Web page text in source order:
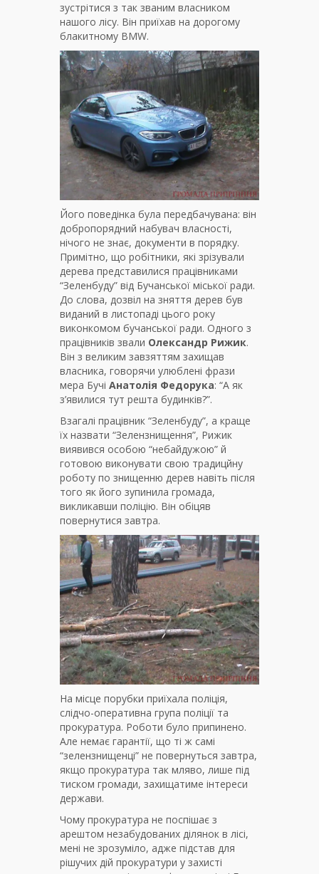
зустрітися з так званим власником
нашого лісу. Він приїхав на дорогому
блакитному BMW.
Його поведінка була передбачувана: він
добропорядний набувач власності,
нічого не знає, документи в порядку.
Примітно, що робітники, які зрізували
дерева представилися працівниками
“Зеленбуду” від Бучанської міської ради.
До слова, дозвіл на зняття дерев був
виданий в листопаді цього року
виконкомом бучанської ради. Одного з
працівників звали Олександр Рижик.
Він з великим завзяттям захищав
власника, говорячи улюблені фрази
мера Бучі Анатолія Федорука: “А як
з’явилися тут решта будинків?”.
Взагалі працівник “Зеленбуду”, а краще
їх назвати “Зелензнищення”, Рижик
виявився особою “небайдужою” й
готовою виконувати свою традицйну
роботу по знищенню дерев навіть після
того як його зупинила громада,
викликавши поліцію. Він обіцяв
повернутися завтра.
На місце порубки приїхала поліція,
слідчо-оперативна група поліції та
прокуратура. Роботи було припинено.
Але немає гарантії, що ті ж самі
“зелензнищенці” не повернуться завтра,
якщо прокуратура так мляво, лише під
тиском громади, захищатиме інтереси
держави.
Чому прокуратура не поспішає з
арештом незабудованих ділянок в лісі,
мені не зрозуміло, адже підстав для
рішучих дій прокуратури у захисті